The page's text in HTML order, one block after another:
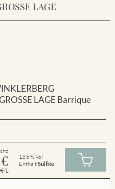
LAGE
LAGE Barrique
€
L
13.5 % Vol
EnthältSulfite